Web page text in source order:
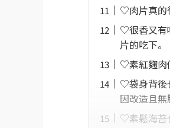
♡肉片真的
♡很香又有
片的吃下。
♡素紅麴肉
♡袋身背後
因改造且無
♡素鬆海苔